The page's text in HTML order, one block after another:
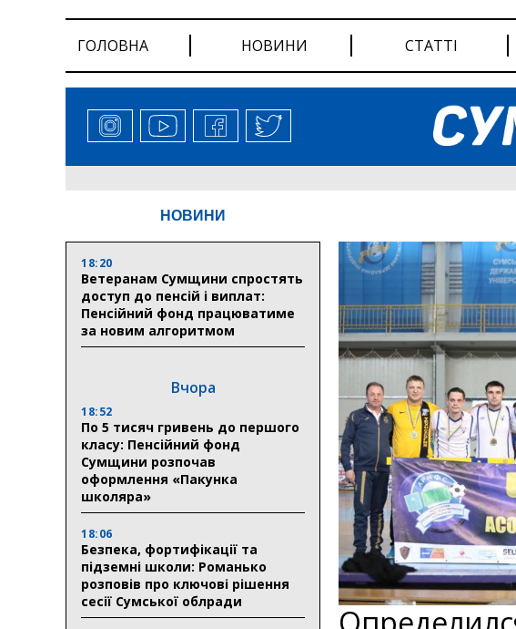
ГОЛОВНА НОВИНИ СТАТТІ
НОВИНИ
18:20
Ветеранам Сумщини спростять
доступ до пенсій і виплат:
Пенсійний фонд працюватиме
за новим алгоритмом
Вчора
18:52
По 5 тисяч гривень до першого
класу: Пенсійний фонд
Сумщини розпочав
оформлення «Пакунка
школяра»
18:06
Безпека, фортифікації та
підземні школи: Романько
розповів про ключові рішення
сесії Сумської облради